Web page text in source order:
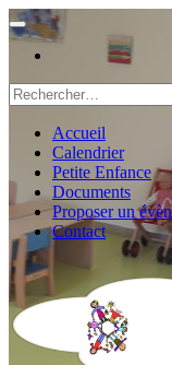
Rechercher :
Accueil
Calendrier
Petite Enfance
Documents
Proposer un
Contact